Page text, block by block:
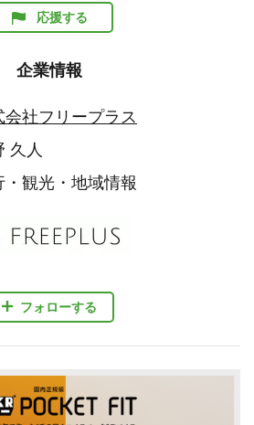
応援する
企業情報
フォローする
会社フリープラス
久人
・観光・地域情報